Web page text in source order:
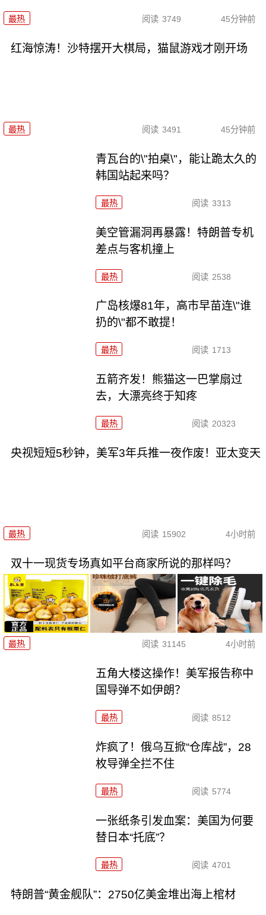
最热 阅读 3749 45分钟前
红海惊涛！沙特摆开大棋局，猫鼠游戏才刚开场
最热 阅读 3491 45分钟前
青瓦台的\"拍桌\"，能让跪太久的
韩国站起来吗？
最热 阅读 3313
美空管漏洞再暴露！特朗普专机
差点与客机撞上
最热 阅读 2538
广岛核爆81年，高市早苗连\"谁
扔的\"都不敢提！
最热 阅读 1713
五箭齐发！熊猫这一巴掌扇过
去，大漂亮终于知疼
最热 阅读 20323
央视短短5秒钟，美军3年兵推一夜作废！亚太变天
最热 阅读 15902 4小时前
双十一现货专场真如平台商家所说的那样吗？
最热 阅读 31145 4小时前
五角大楼这操作！美军报告称中
国导弹不如伊朗？
最热 阅读 8512
炸疯了！俄乌互掀“仓库战”，28
枚导弹全拦不住
最热 阅读 5774
一张纸条引发血案：美国为何要
替日本“托底”？
最热 阅读 4701
特朗普“黄金舰队”：2750亿美金堆出海上棺材